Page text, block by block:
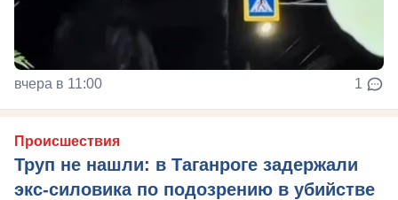
вчера в 11:00 1
Происшествия
Труп не нашли: в Таганроге задержали
экс-силовика по подозрению в убийстве